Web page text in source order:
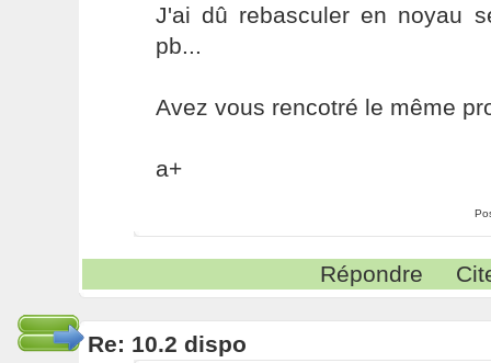
J'ai dû rebasculer en noyau
pb...
Avez vous rencotré le même
a+
Répondre
Re: 10.2 dispo